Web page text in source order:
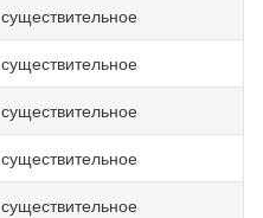
существительное
существительное
существительное
существительное
существительное